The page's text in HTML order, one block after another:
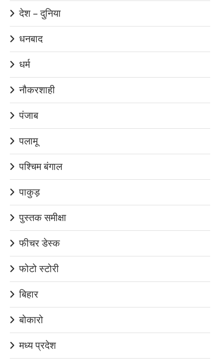
देश – दुनिया
धनबाद
धर्म
नौकरशाही
पंजाब
पलामू
पश्चिम बंगाल
पाकुड़
पुस्तक समीक्षा
फीचर डेस्क
फोटो स्टोरी
बिहार
बोकारो
मध्य प्रदेश